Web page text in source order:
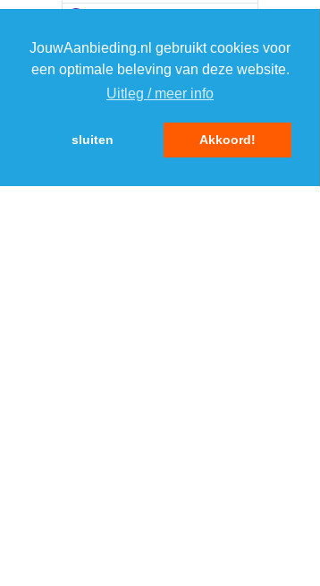
JouwAanbieding.nl gebruikt cookies voor
een optimale beleving van deze website.
Uitleg / meer info
sluiten Akkoord!
3 3
4